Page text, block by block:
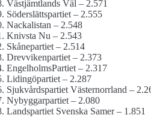
Västjämtlands Väl – 2.571
Söderslättspartiet – 2.555
Nackalistan – 2.548
Knivsta Nu – 2.543
Skånepartiet – 2.514
Drevvikenpartiet – 2.373
EngelholmsPartiet – 2.317
Lidingöpartiet – 2.287
Sjukvårdspartiet Västernorrland –
Nybyggarpartiet – 2.080
Landspartiet Svenska Samer – 1.851